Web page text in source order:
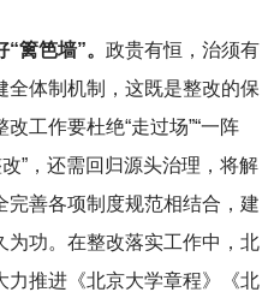
篱笆墙”。 政贵有恒，治须有
体制机制，这既是整改的保
工作要杜绝“走过场”“一阵
”，还需回归源头治理，将解
完善各项制度规范相结合，建
为功。在整改落实工作中，北
力推进《北京大学章程》《北